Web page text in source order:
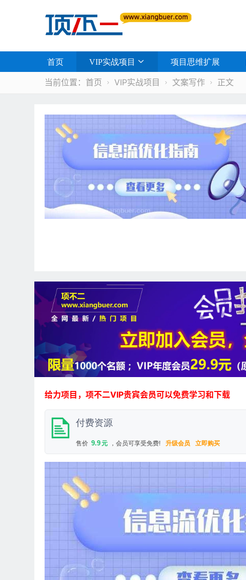
首页 VIP实战项目 项目思维扩展
当前位置： 首页  VIP实战项目  文案写作  正文
给力项目，项不二VIP贵宾会员可以免费学习和下载
付费资源
售价 9.9元 ，会员可享受免费! 升级会员 立即购买